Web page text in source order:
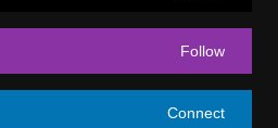
Follow
Connect